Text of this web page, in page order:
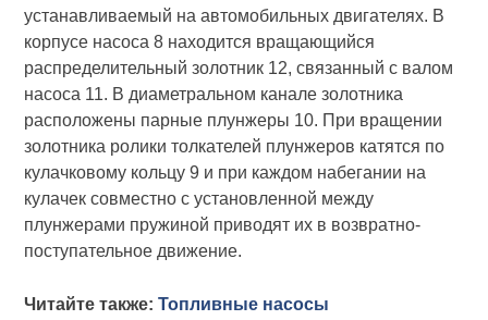
устанавливаемый на автомобильных двигателях. В
корпусе насоса 8 находится вращающийся
распределительный золотник 12, связанный с валом
насоса 11. В диаметральном канале золотника
расположены парные плунжеры 10. При вращении
золотника ролики толкателей плунжеров катятся по
кулачковому кольцу 9 и при каждом набегании на
кулачек совместно с установленной между
плунжерами пружиной приводят их в возвратно-
поступательное движение.
Читайте также:Топливные насосы